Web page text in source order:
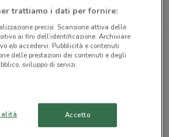
Bellinzago Lombardo
1 Gorgonzola
Via Lazio Grezzago
trattiamo i dati per fornire:
precisi. Scansione attiva delle
ai fini dell’identificazione. Archiviare
e/o accedervi. Pubblicità e contenuti
delle prestazioni dei contenuti e degli
sviluppo di servizi.
Accetto